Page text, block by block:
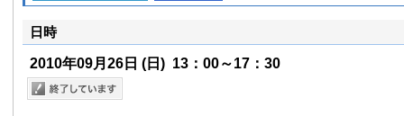
日時
2010年09月26日 (日) 13：00～17：30